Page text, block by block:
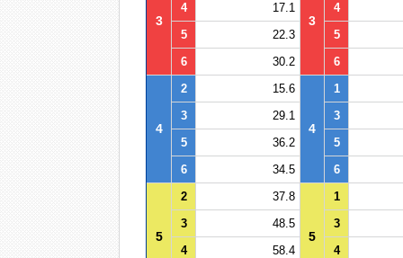
3 3
4
17.1 4
5
22.3 5
6
30.2 6
4
2 15.6
4
1
3
29.1 3
5
36.2 5
6
34.5 6
5
2 37.8
5
1
3
48.5 3
4
58.4 4